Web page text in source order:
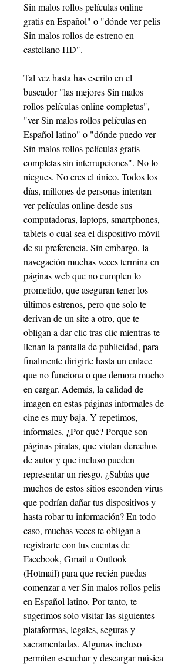
Sin malos rollos películas online
gratis en Español" o "dónde ver pelis
Sin malos rollos de estreno en
castellano HD".
Tal vez hasta has escrito en el
buscador "las mejores Sin malos
rollos películas online completas",
"ver Sin malos rollos películas en
Español latino" o "dónde puedo ver
Sin malos rollos películas gratis
completas sin interrupciones". No lo
niegues. No eres el único. Todos los
días, millones de personas intentan
ver películas online desde sus
computadoras, laptops, smartphones,
tablets o cual sea el dispositivo móvil
de su preferencia. Sin embargo, la
navegación muchas veces termina en
páginas web que no cumplen lo
prometido, que aseguran tener los
últimos estrenos, pero que solo te
derivan de un site a otro, que te
obligan a dar clic tras clic mientras te
llenan la pantalla de publicidad, para
finalmente dirigirte hasta un enlace
que no funciona o que demora mucho
en cargar. Además, la calidad de
imagen en estas páginas informales de
cine es muy baja. Y repetimos,
informales. ¿Por qué? Porque son
páginas piratas, que violan derechos
de autor y que incluso pueden
representar un riesgo. ¿Sabías que
muchos de estos sitios esconden virus
que podrían dañar tus dispositivos y
hasta robar tu información? En todo
caso, muchas veces te obligan a
registrarte con tus cuentas de
Facebook, Gmail u Outlook
(Hotmail) para que recién puedas
comenzar a ver Sin malos rollos pelis
en Español latino. Por tanto, te
sugerimos solo visitar las siguientes
plataformas, legales, seguras y
sacramentadas. Algunas incluso
permiten escuchar y descargar música